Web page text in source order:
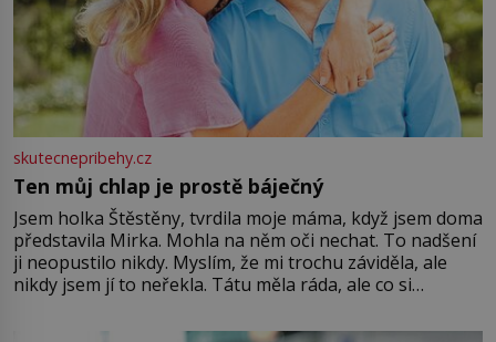
skutecnepribehy.cz
Ten můj chlap je prostě báječný
Jsem holka Štěstěny, tvrdila moje máma, když jsem doma
představila Mirka. Mohla na něm oči nechat. To nadšení
ji neopustilo nikdy. Myslím, že mi trochu záviděla, ale
nikdy jsem jí to neřekla. Tátu měla ráda, ale co si
Jsme spolu moc rádi Tehdy byla jiná doba, když